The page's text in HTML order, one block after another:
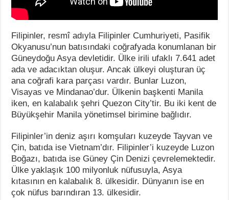
Filipinler, resmî adıyla Filipinler Cumhuriyeti, Pasifik
Okyanusu’nun batısındaki coğrafyada konumlanan bir
Güneydoğu Asya devletidir. Ülke irili ufaklı 7.641 adet
ada ve adacıktan oluşur. Ancak ülkeyi oluşturan üç
ana coğrafi kara parçası vardır. Bunlar Luzon,
Visayas ve Mindanao’dur. Ülkenin başkenti Manila
iken, en kalabalık şehri Quezon City’tir. Bu iki kent de
Büyükşehir Manila yönetimsel birimine bağlıdır.
Filipinler’in deniz aşırı komşuları kuzeyde Tayvan ve
Çin, batıda ise Vietnam’dır. Filipinler’i kuzeyde Luzon
Boğazı, batıda ise Güney Çin Denizi çevrelemektedir.
Ülke yaklaşık 100 milyonluk nüfusuyla, Asya
kıtasının en kalabalık 8. ülkesidir. Dünyanın ise en
çok nüfus barındıran 13. ülkesidir.